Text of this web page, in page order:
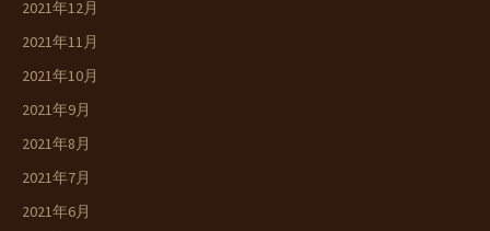
2021年12月
2021年11月
2021年10月
2021年9月
2021年8月
2021年7月
2021年6月